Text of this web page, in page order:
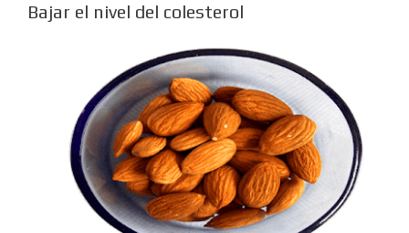
Bajar el nivel del colesterol